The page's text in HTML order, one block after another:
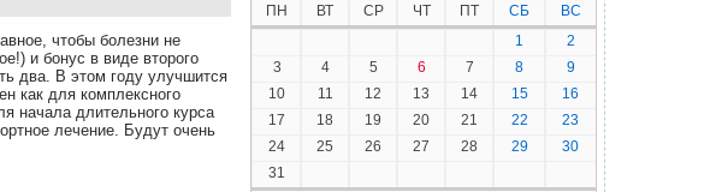
чтобы болезни не
и бонус в виде второго
два. В этом году улучшится
как для комплексного
начала длительного курса
лечение. Будут очень
ПН ВТ СР ЧТ ПТ СБ
ВС
1
2
3
4 5 6 7 8
9
10
11 12 13 14 15
16
17
18 19 20 21 22
23
24
25 26 27 28 29
30
31